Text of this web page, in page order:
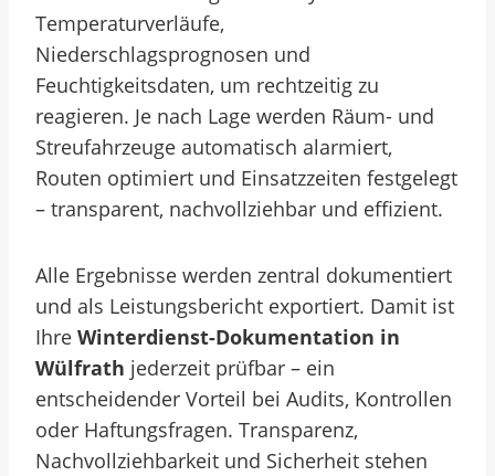
Temperaturverläufe,
Niederschlagsprognosen und
Feuchtigkeitsdaten, um rechtzeitig zu
reagieren. Je nach Lage werden Räum- und
Streufahrzeuge automatisch alarmiert,
Routen optimiert und Einsatzzeiten festgelegt
– transparent, nachvollziehbar und effizient.
Alle Ergebnisse werden zentral dokumentiert
und als Leistungsbericht exportiert. Damit ist
Ihre Winterdienst-Dokumentation in
Wülfrath jederzeit prüfbar – ein
entscheidender Vorteil bei Audits, Kontrollen
oder Haftungsfragen. Transparenz,
Nachvollziehbarkeit und Sicherheit stehen